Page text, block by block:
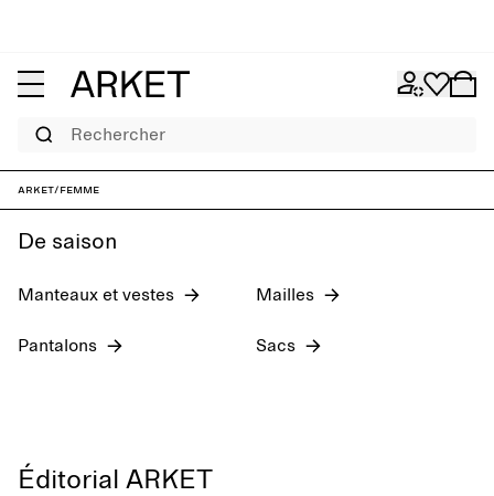
Rechercher
ARKET/Femme
De saison
Manteaux et vestes Mailles
Pantalons Sacs
Éditorial ARKET